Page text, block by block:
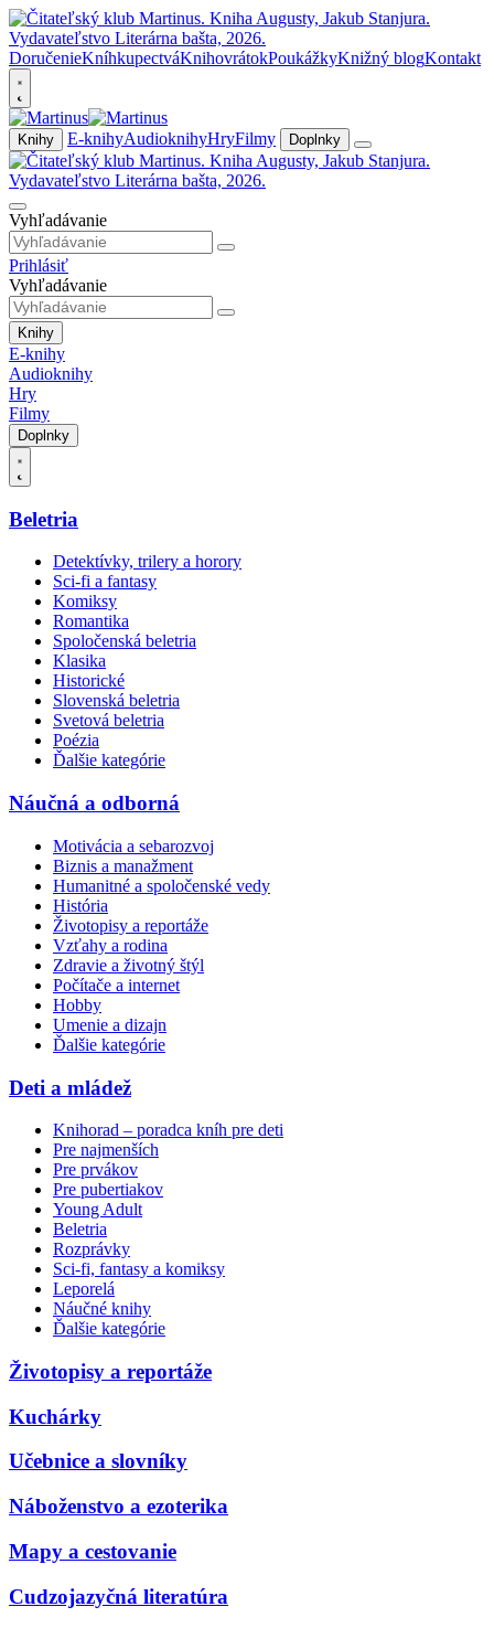
DoručenieKníhkupectváKnihovrátokPoukážkyKnižný blogKontakt
Knihy E-knihyAudioknihyHryFilmy Doplnky
Vyhľadávanie
Prihlásiť
Vyhľadávanie
Knihy
E-knihy
Audioknihy
Hry
Filmy
Doplnky
Beletria
Detektívky, trilery a horory
Sci-fi a fantasy
Komiksy
Romantika
Spoločenská beletria
Klasika
Historické
Slovenská beletria
Svetová beletria
Poézia
Ďalšie kategórie
Náučná a odborná
Motivácia a sebarozvoj
Biznis a manažment
Humanitné a spoločenské vedy
História
Životopisy a reportáže
Vzťahy a rodina
Zdravie a životný štýl
Počítače a internet
Hobby
Umenie a dizajn
Ďalšie kategórie
Deti a mládež
Knihorad – poradca kníh pre deti
Pre najmenších
Pre prvákov
Pre pubertiakov
Young Adult
Beletria
Rozprávky
Sci-fi, fantasy a komiksy
Leporelá
Náučné knihy
Ďalšie kategórie
Životopisy a reportáže
Kuchárky
Učebnice a slovníky
Náboženstvo a ezoterika
Mapy a cestovanie
Cudzojazyčná literatúra